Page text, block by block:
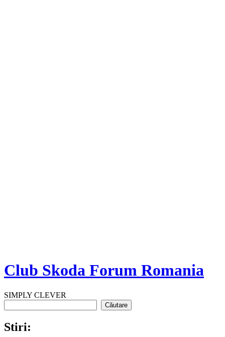
Club Skoda Forum Romania
SIMPLY CLEVER
Stiri: